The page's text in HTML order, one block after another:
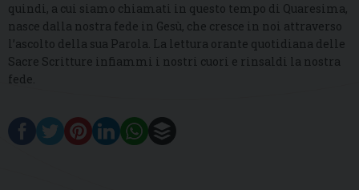
quindi, a cui siamo chiamati in questo tempo di Quaresima,
nasce dalla nostra fede in Gesù, che cresce in noi attraverso
l’ascolto della sua Parola. La lettura orante quotidiana delle
Sacre Scritture infiammi i nostri cuori e rinsaldi la nostra
fede.